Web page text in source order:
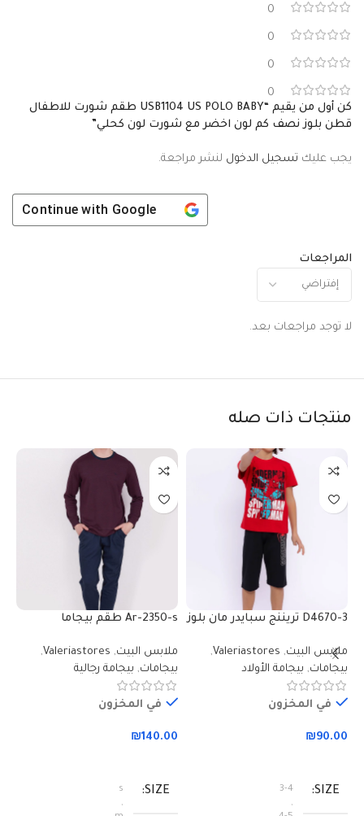
0
0
0
0
المراجعات
لا توجد مراجعات بعد.
كن أول من يقيم “USB1104 US POLO BABY طقم شورت للاطفال
قطن بلوز نصف كم لون اخضر مع شورت لون كحلي”
يجب عليك تسجيل الدخول لنشر مراجعة.
Continue with Google
منتجات ذات صله
D4670-3 تريننج سبايدر مان بلوز
قطن
ملابس البيت,
Valeriastores
,
بيجامات, بيجامة الأولاد
في المخزون
₪90.00
SIZE
3-4
,
Ar-2350-s طقم بيجاما
مقلمة مع بنطال لون كحلي
ملابس البيت,
Valeriastores
,
بيجامات, بيجامة رجالية
في المخزون
₪140.00
SIZE
s
,